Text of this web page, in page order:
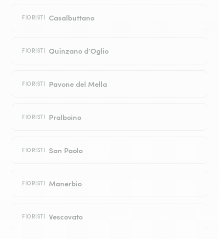
FIORISTI Casalbuttano
FIORISTI Quinzano d’Oglio
FIORISTI Pavone del Mella
FIORISTI Pralboino
FIORISTI San Paolo
FIORISTI Manerbio
FIORISTI Vescovato